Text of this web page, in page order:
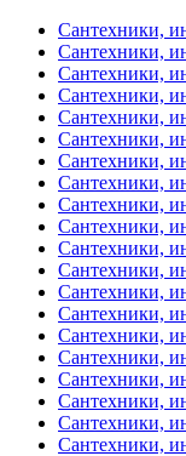
Сантехники,
Сантехники,
Сантехники,
Сантехники,
Сантехники,
Сантехники,
Сантехники,
Сантехники,
Сантехники,
Сантехники,
Сантехники,
Сантехники,
Сантехники,
Сантехники,
Сантехники,
Сантехники,
Сантехники,
Сантехники,
Сантехники,
Сантехники,